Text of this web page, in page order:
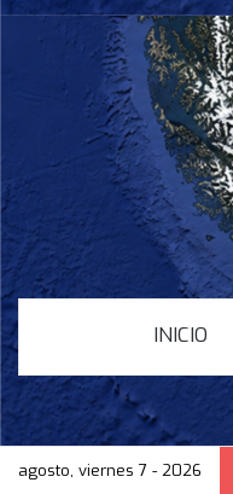
INICIO
agosto, viernes 7 - 2026